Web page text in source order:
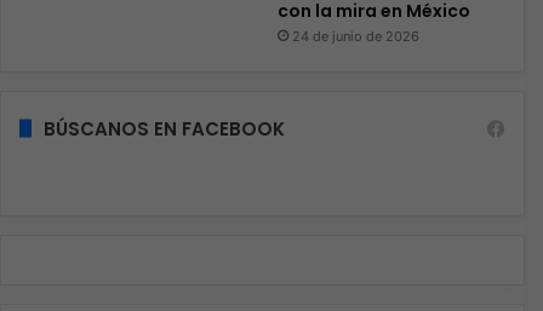
con la mira en México
24 de junio de 2026
BÚSCANOS EN FACEBOOK